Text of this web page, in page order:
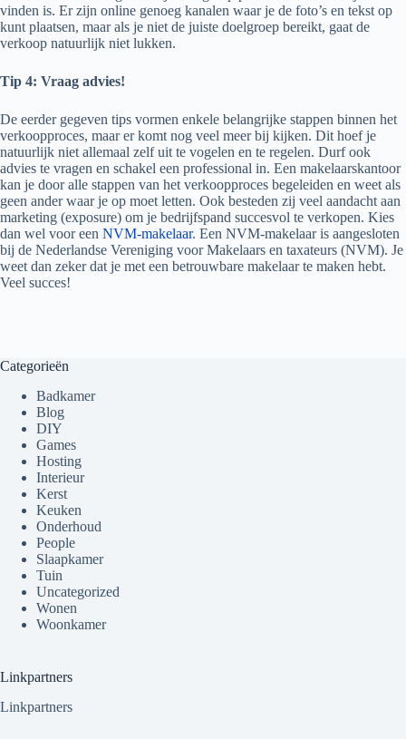
vinden is. Er zijn online genoeg kanalen waar je de foto’s en tekst op
kunt plaatsen, maar als je niet de juiste doelgroep bereikt, gaat de
verkoop natuurlijk niet lukken.
Tip 4: Vraag advies!
De eerder gegeven tips vormen enkele belangrijke stappen binnen het
verkoopproces, maar er komt nog veel meer bij kijken. Dit hoef je
natuurlijk niet allemaal zelf uit te vogelen en te regelen. Durf ook
advies te vragen en schakel een professional in. Een makelaarskantoor
kan je door alle stappen van het verkoopproces begeleiden en weet als
geen ander waar je op moet letten. Ook besteden zij veel aandacht aan
marketing (exposure) om je bedrijfspand succesvol te verkopen. Kies
dan wel voor een NVM-makelaar. Een NVM-makelaar is aangesloten
bij de Nederlandse Vereniging voor Makelaars en taxateurs (NVM). Je
weet dan zeker dat je met een betrouwbare makelaar te maken hebt.
Veel succes!
Categorieën
Badkamer
Blog
DIY
Games
Hosting
Interieur
Kerst
Keuken
Onderhoud
People
Slaapkamer
Tuin
Uncategorized
Wonen
Woonkamer
Linkpartners
Linkpartners